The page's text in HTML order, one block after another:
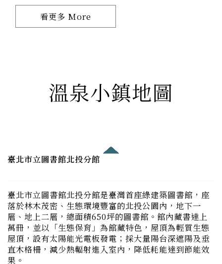
層、地上二層，總面積650坪的圖書館。館內藏書達上
萬冊，並以「生態保育」為館藏特色，屋頂為輕質生態
屋頂，設有太陽能光電板發電；採大量陽台深遮陽及垂
直木格柵，減少熱輻射進入室內，降低耗能達到節能效
果。
詳細介紹
凱達格蘭文化館